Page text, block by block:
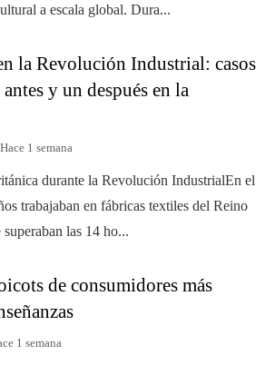
a escala global. Dura...
la Revolución Industrial: casos
y un después en la
Hace 1 semana
durante la Revolución IndustrialEn el
trabajaban en fábricas textiles del Reino
las 14 ho...
de consumidores más
1 semana